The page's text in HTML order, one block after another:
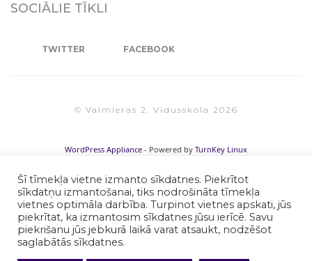
SOCIĀLIE TĪKLI
TWITTER FACEBOOK
© Valmieras 2. Vidusskola 2026
Šī tīmekļa vietne izmanto sīkdatnes. Piekrītot
sīkdatņu izmantošanai, tiks nodrošināta tīmekļa
vietnes optimāla darbība. Turpinot vietnes apskati, jūs
piekrītat, ka izmantosim sīkdatnes jūsu ierīcē. Savu
piekrišanu jūs jebkurā laikā varat atsaukt, nodzēšot
saglabātās sīkdatnes.
WordPress Appliance - Powered by TurnKey Linux